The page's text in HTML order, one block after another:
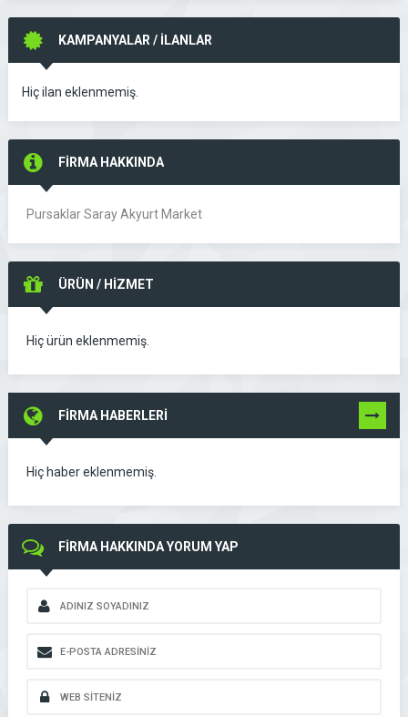
KAMPANYALAR / İLANLAR
Hiç ilan eklenmemiş.
FİRMA HAKKINDA
Pursaklar Saray Akyurt Market
ÜRÜN / HİZMET
Hiç ürün eklenmemiş.
FİRMA HABERLERİ TÜMÜNÜ
GÖR
Hiç haber eklenmemiş.
FİRMA HAKKINDA YORUM YAP